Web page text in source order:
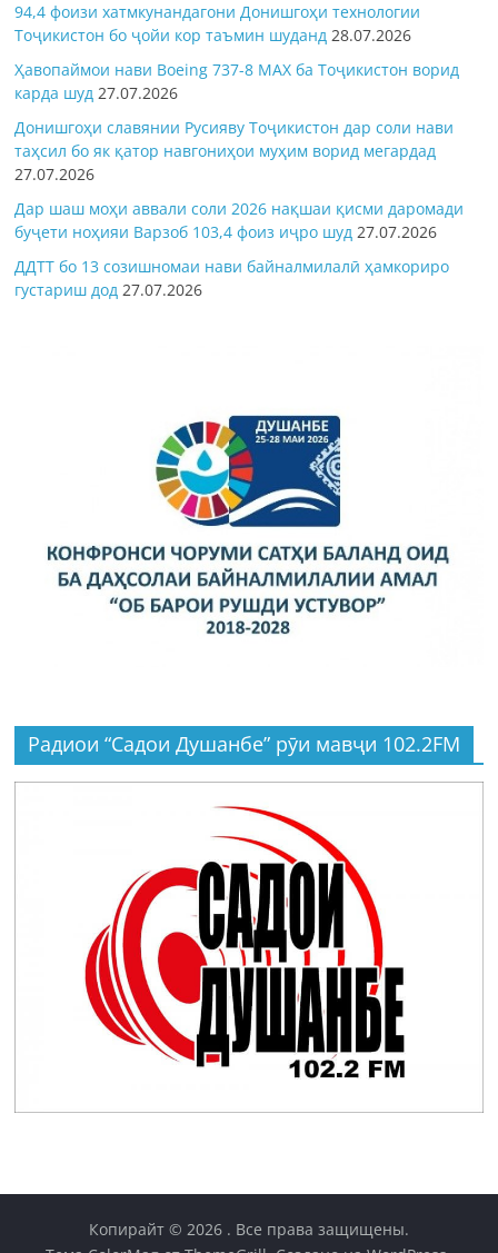
94,4 фоизи хатмкунандагони Донишгоҳи технологии
Тоҷикистон бо ҷойи кор таъмин шуданд 28.07.2026
Ҳавопаймои нави Boeing 737-8 MAX ба Тоҷикистон ворид
карда шуд 27.07.2026
Донишгоҳи славянии Русияву Тоҷикистон дар соли нави
таҳсил бо як қатор навгониҳои муҳим ворид мегардад
27.07.2026
Дар шаш моҳи аввали соли 2026 нақшаи қисми даромади
буҷети ноҳияи Варзоб 103,4 фоиз иҷро шуд 27.07.2026
ДДТТ бо 13 созишномаи нави байналмилалӣ ҳамкориро
густариш дод 27.07.2026
Радиои “Садои Душанбе” рӯи мавҷи 102.2FM
Копирайт © 2026 . Все права защищены.